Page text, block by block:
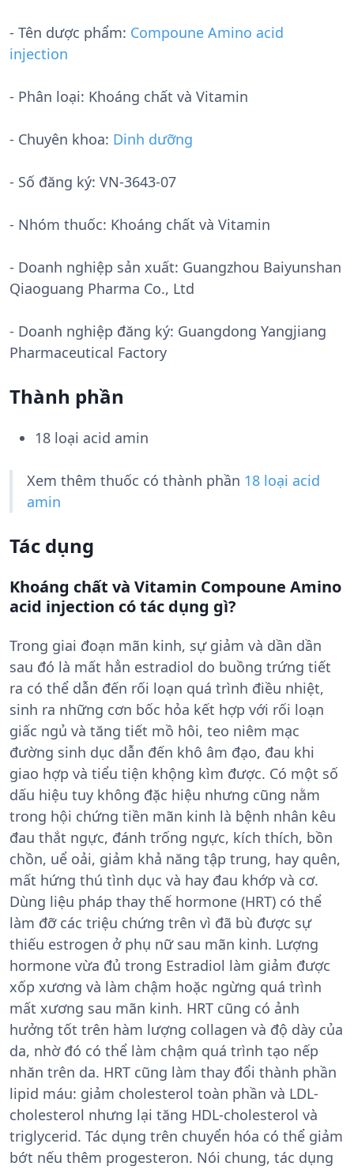
- Tên dược phẩm: Compoune Amino acid
injection
- Phân loại: Khoáng chất và Vitamin
- Chuyên khoa: Dinh dưỡng
- Số đăng ký: VN-3643-07
- Nhóm thuốc: Khoáng chất và Vitamin
- Doanh nghiệp sản xuất: Guangzhou Baiyunshan
Qiaoguang Pharma Co., Ltd
- Doanh nghiệp đăng ký: Guangdong Yangjiang
Pharmaceutical Factory
Thành phần
18 loại acid amin
Xem thêm thuốc có thành phần 18 loại acid
amin
Tác dụng
Khoáng chất và Vitamin Compoune Amino
acid injection có tác dụng gì?
Trong giai đoạn mãn kinh, sự giảm và dần dần
sau đó là mất hẳn estradiol do buồng trứng tiết
ra có thể dẫn đến rối loạn quá trình điều nhiệt,
sinh ra những cơn bốc hỏa kết hợp với rối loạn
giấc ngủ và tăng tiết mồ hôi, teo niêm mạc
đường sinh dục dẫn đến khô âm đạo, đau khi
giao hợp và tiểu tiện khộng kìm được. Có một số
dấu hiệu tuy không đặc hiệu nhưng cũng nằm
trong hội chứng tiền mãn kinh là bệnh nhân kêu
đau thắt ngực, đánh trống ngực, kích thích, bồn
chồn, uể oải, giảm khả năng tập trung, hay quên,
mất hứng thú tình dục và hay đau khớp và cơ.
Dùng liệu pháp thay thế hormone (HRT) có thể
làm đỡ các triệu chứng trên vì đã bù được sự
thiếu estrogen ở phụ nữ sau mãn kinh. Lượng
hormone vừa đủ trong Estradiol làm giảm được
xốp xương và làm chậm hoặc ngừng quá trình
mất xương sau mãn kinh. HRT cũng có ảnh
hưởng tốt trên hàm lượng collagen và độ dày của
da, nhờ đó có thể làm chậm quá trình tạo nếp
nhăn trên da. HRT cũng làm thay đổi thành phần
lipid máu: giảm cholesterol toàn phần và LDL-
cholesterol nhưng lại tăng HDL-cholesterol và
triglycerid. Tác dụng trên chuyển hóa có thể giảm
bớt nếu thêm progesteron. Nói chung, tác dụng